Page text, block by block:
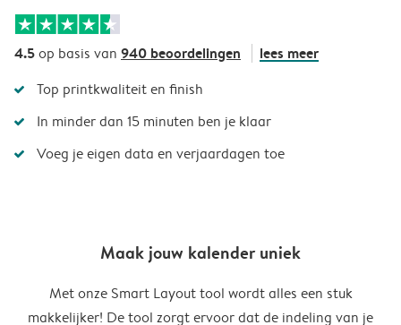
4.5op basis van 940 beoordelingen lees meer
Top printkwaliteit en finish
In minder dan 15 minuten ben je klaar
Voeg je eigen data en verjaardagen toe
Maak jouw kalender uniek
Met onze Smart Layout tool wordt alles een stuk
makkelijker! De tool zorgt ervoor dat de indeling van je